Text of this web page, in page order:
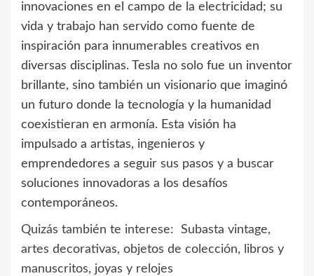
innovaciones en el campo de la electricidad; su
vida y trabajo han servido como fuente de
inspiración para innumerables creativos en
diversas disciplinas. Tesla no solo fue un inventor
brillante, sino también un visionario que imaginó
un futuro donde la tecnología y la humanidad
coexistieran en armonía. Esta visión ha
impulsado a artistas, ingenieros y
emprendedores a seguir sus pasos y a buscar
soluciones innovadoras a los desafíos
contemporáneos.
Quizás también te interese:
Subasta vintage,
artes decorativas, objetos de colección, libros y
manuscritos, joyas y relojes